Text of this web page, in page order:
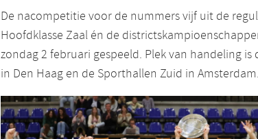
De nacompetitie voor de nummers vijf uit de
Hoofdklasse Zaal én de
zondag 2 februari gespeeld. Plek van handeling
in Den Haag en de Sporthallen Zuid in Amsterdam.